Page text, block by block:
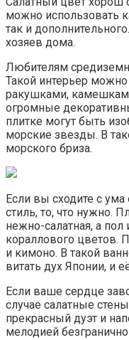
можно использовать
так и
хозяев дома.
Любителям
Такой интерьер
ракушками,
огромные
плитке могут быть
морские звезды. В
морского бриза.
Если вы сходите с ума
стиль, то, что нужно.
нежно-салатная, а пол
кораллового цветов.
и кимоно. В такой
витать дух Японии, и
Если ваше сердце
случае салатные
прекрасный дуэт и
мелодией